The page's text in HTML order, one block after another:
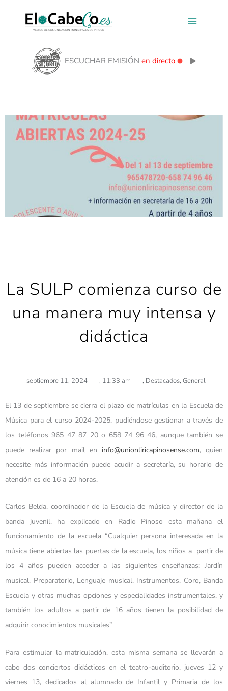
contenido
ESCUCHAR EMISIÓN en directo
La SULP comienza curso de
una manera muy intensa y
didáctica
septiembre 11, 2024 , 11:33 am , Destacados, General
El 13 de septiembre se cierra el plazo de matrículas en la Escuela de
Música para el curso 2024-2025, pudiéndose gestionar a través de
los teléfonos 965 47 87 20 o 658 74 96 46, aunque también se
puede realizar por mail en info@unionliricapinosense.com, quien
necesite más información puede acudir a secretaría, su horario de
atención es de 16 a 20 horas.
Carlos Belda, coordinador de la Escuela de música y director de la
banda juvenil, ha explicado en Radio Pinoso esta mañana el
funcionamiento de la escuela “Cualquier persona interesada en la
música tiene abiertas las puertas de la escuela, los niños a partir de
los 4 años pueden acceder a las siguientes enseñanzas: Jardín
musical, Preparatorio, Lenguaje musical, Instrumentos, Coro, Banda
Escuela y otras muchas opciones y especialidades instrumentales, y
también los adultos a partir de 16 años tienen la posibilidad de
adquirir conocimientos musicales”
Para estimular la matriculación, esta misma semana se llevarán a
cabo dos conciertos didácticos en el teatro-auditorio, jueves 12 y
viernes 13, dedicados al alumnado de Infantil y Primaria de los